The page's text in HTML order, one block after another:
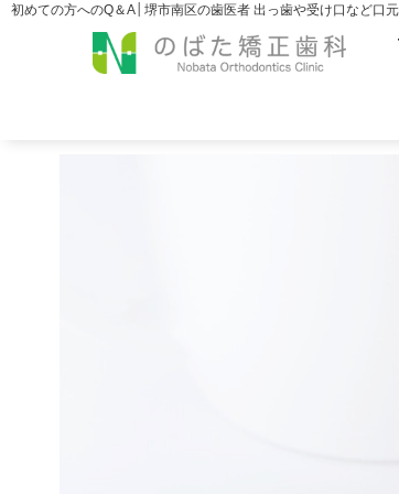
初めての方へのQ＆A│堺市南区の歯医者 出っ歯や受け口など口